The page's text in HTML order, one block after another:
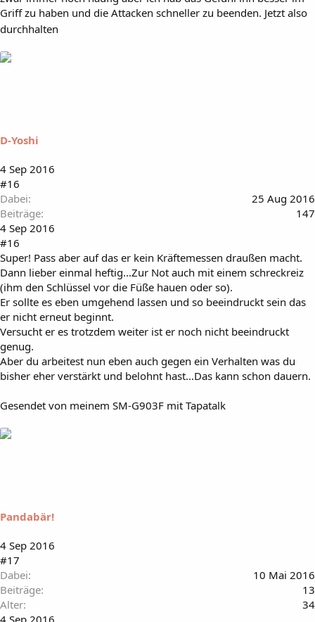
Griff zu haben und die Attacken schneller zu beenden. Jetzt also
durchhalten
D-Yoshi
4 Sep 2016
#16
Dabei
25 Aug 2016
Beiträge
147
4 Sep 2016
#16
Super! Pass aber auf das er kein Kräftemessen draußen macht.
Dann lieber einmal heftig...Zur Not auch mit einem schreckreiz
(ihm den Schlüssel vor die Füße hauen oder so).
Er sollte es eben umgehend lassen und so beeindruckt sein das
er nicht erneut beginnt.
Versucht er es trotzdem weiter ist er noch nicht beeindruckt
genug.
Aber du arbeitest nun eben auch gegen ein Verhalten was du
bisher eher verstärkt und belohnt hast...Das kann schon dauern.
Gesendet von meinem SM-G903F mit Tapatalk
Pandabär!
4 Sep 2016
#17
Dabei
10 Mai 2016
Beiträge
13
Alter
34
4 Sep 2016